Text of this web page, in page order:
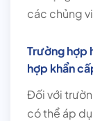
các chủng
Trường hợp
hợp khẩn
Đối với
có thể áp